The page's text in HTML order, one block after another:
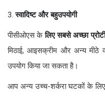
3.स्वादिष्ट और बहुउपयोगी
पीसीओएस केलिए सबसे अच्छा
मिठाई, आइसक्रीम और अन्य मीठे
उपयोग किया जा सकता है।
आप अन्य उच्च-शर्करा घटकों के लिए